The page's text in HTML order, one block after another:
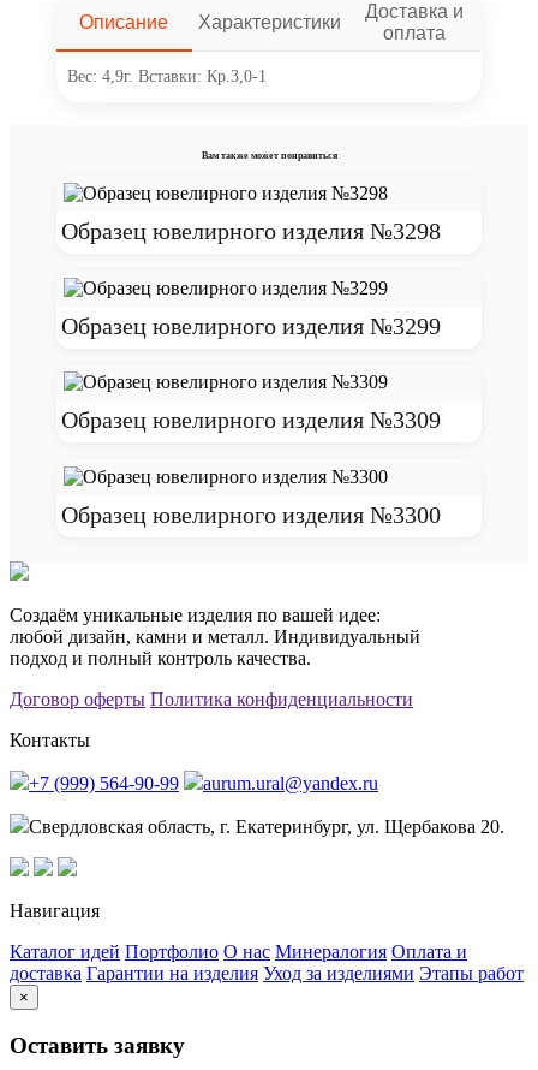
Описание Характеристики
Доставка и
оплата
Вес: 4,9г. Вставки: Кр.3,0-1
Вам также может понравиться
Образец ювелирного изделия №3298
Образец ювелирного изделия №3299
Образец ювелирного изделия №3309
Образец ювелирного изделия №3300
Создаём уникальные изделия по вашей идее:
любой дизайн, камни и металл. Индивидуальный
подход и полный контроль качества.
Договор оферты Политика конфиденциальности
Контакты
+7 (999) 564-90-99 aurum.ural@yandex.ru
Свердловская область, г. Екатеринбург, ул. Щербакова 20.
Навигация
Каталог идей Портфолио О нас Минералогия Оплата и
доставка Гарантии на изделия Уход за изделиями Этапы работ
×
Оставить заявку